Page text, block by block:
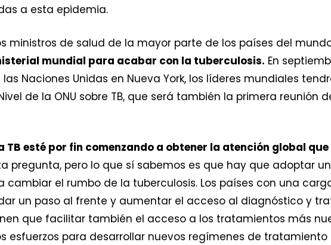
a esta epidemia.
ministros de salud de la mayor parte de los países del
mundial para acabar con la tuberculosis. En
Naciones Unidas en Nueva York, los líderes mundiales
de la ONU sobre TB, que será también la primera reunión
TB esté por fin comenzando a obtener la atención global
pregunta, pero lo que sí sabemos es que hay que adoptar
el rumbo de la tuberculosis. Los países con una
un paso al frente y aumentar el acceso al diagnóstico y
que facilitar también el acceso a los tratamientos más
esfuerzos para desarrollar nuevos regímenes de tratamiento